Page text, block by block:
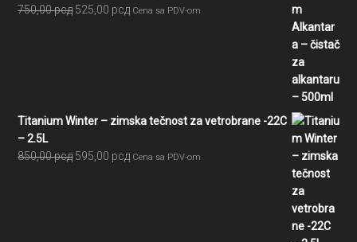
750,00рсд Originalna
525,00 рсдTrenutna
Cena sa PDV-om
Titanium Winter – zimska tečnost za vetrobrane -22C
– 2.5L
850,00рсд Originalna
595,00 рсдTrenutna
Cena sa PDV-om